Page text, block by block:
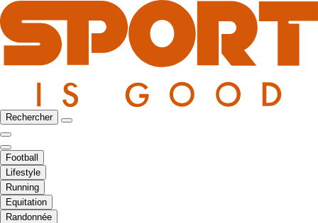
Rechercher
Football
Lifestyle
Running
Equitation
Randonnée